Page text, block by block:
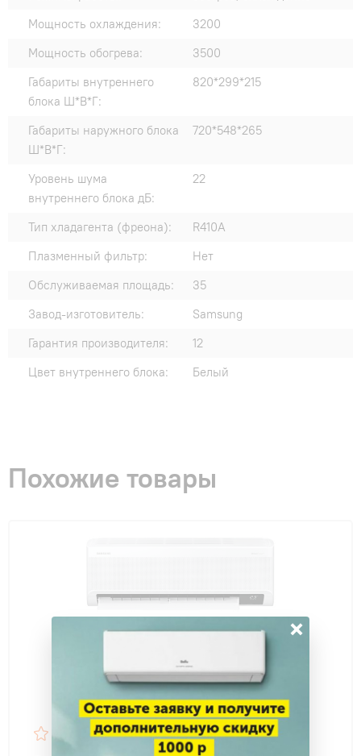
Мощность охлаждения:
3200
Мощность обогрева:
3500
Габариты внутреннего
блока Ш*В*Г:
820*299*215
Габариты наружного блока
Ш*В*Г:
720*548*265
Уровень шума
внутреннего блока дБ:
22
Тип хладагента (фреона):
R410A
Плазменный фильтр:
Нет
Обслуживаемая площадь:
35
Завод-изготовитель:
Samsung
Гарантия производителя:
12
Цвет внутреннего блока:
Белый
Похожие товары
4,9 45
×